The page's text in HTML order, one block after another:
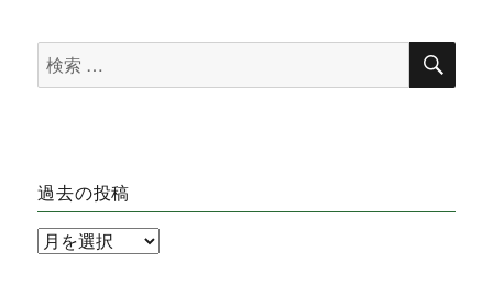
検
索
検
過去の投稿
過